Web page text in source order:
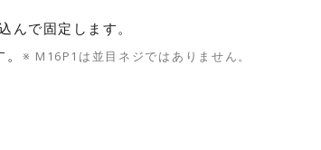
で固定します。
※ M16P1は並目ネジではありません。